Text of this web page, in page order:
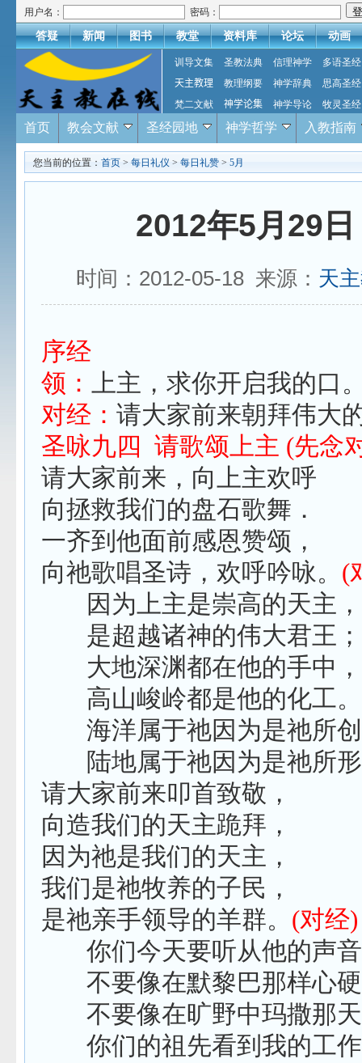
用户名： 密码：
答疑 新闻 图书 教堂 资料库 论坛 动画
训导文集 圣教法典 信理神学
多语圣经
天主教理
教理纲要 神学辞典
思高圣经
梵二文献
神学论集 神学导论 牧灵圣经
首页 教会文献 圣经园地 神学哲学 入教指南
您当前的位置： 首页 > 每日礼仪 > 每日礼赞 > 5月
2012年5月29
时间：2012-05-18 来源： 天
序经
领： 上主，求你开启我的口
对经： 请大家前来朝拜伟大
圣咏九四
请歌颂上主 (先念
请大家前来，向上主欢呼
向拯救我们的盘石歌舞．
一齐到他面前感恩赞颂，
向祂歌唱圣诗，欢呼吟咏。 (
因为上主是崇高的天主，
是超越诸神的伟大君王；
大地深渊都在他的手中，
高山峻岭都是他的化工。
海洋属于祂因为是祂所
陆地属于祂因为是祂所
请大家前来叩首致敬，
向造我们的天主跪拜，
因为祂是我们的天主，
我们是祂牧养的子民，
是祂亲手领导的羊群。 (对经)
你们今天要听从他的声
不要像在默黎巴那样心
不要像在旷野中玛撒那
你们的祖先看到我的工